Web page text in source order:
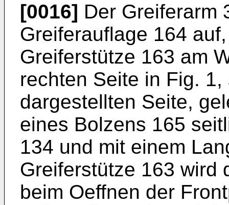
[0016] Der Greiferarm
Greiferauflage 164
Greiferstütze 163 am
rechten Seite in Fig.
dargestellten Seite,
eines Bolzens 165
134 und mit einem
Greiferstütze 163 wird
beim Oeffnen der